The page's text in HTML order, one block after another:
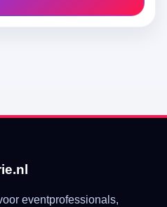
eventprofessionals,